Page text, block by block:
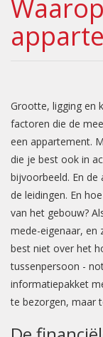
Grootte, ligging en
factoren die de
een appartement.
die je best ook in
bijvoorbeeld. En
de leidingen. En
van het gebouw?
mede-eigenaar, en
best niet over het
tussenpersoon -
informatiepakket
te bezorgen, maar